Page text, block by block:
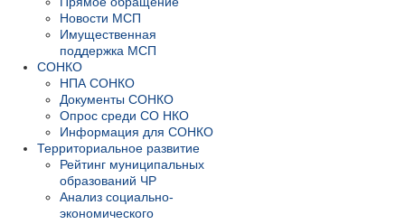
Новости МСП
Имущественная
поддержка МСП
СОНКО
НПА СОНКО
Документы СОНКО
Опрос среди СО НКО
Информация для СОНКО
Территориальное развитие
Рейтинг муниципальных
образований ЧР
Анализ социально-
экономического